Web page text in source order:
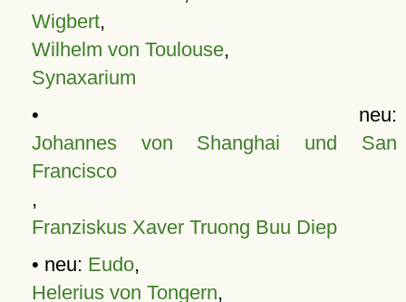
Wigbert,
Wilhelm von Toulouse,
Synaxarium
• neu:
Johannes von Shanghai und San
Francisco
,
Franziskus Xaver Truong Buu Diep
• neu: Eudo,
Helerius von Tongern,